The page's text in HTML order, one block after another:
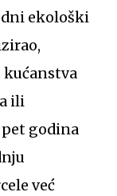
ekološki
ili
godina
već